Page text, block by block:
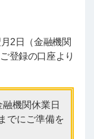
2日（金融機関
登録の口座より
機関休業日
でにご準備を